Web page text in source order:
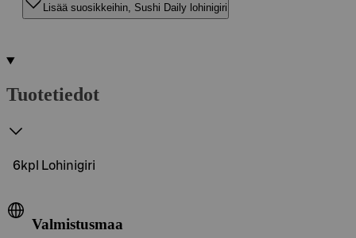
Lisää suosikkeihin, Sushi Daily lohinigiri
Tuotetiedot
6kpl Lohinigiri
Valmistusmaa